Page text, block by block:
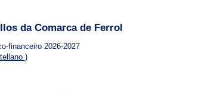
da Comarca de Ferrol
financeiro 2026-2027
)